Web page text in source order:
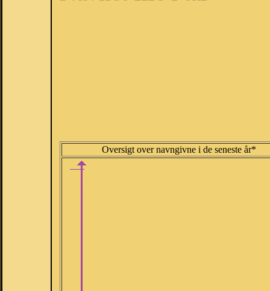
Oversigt over navngivne i de seneste år*